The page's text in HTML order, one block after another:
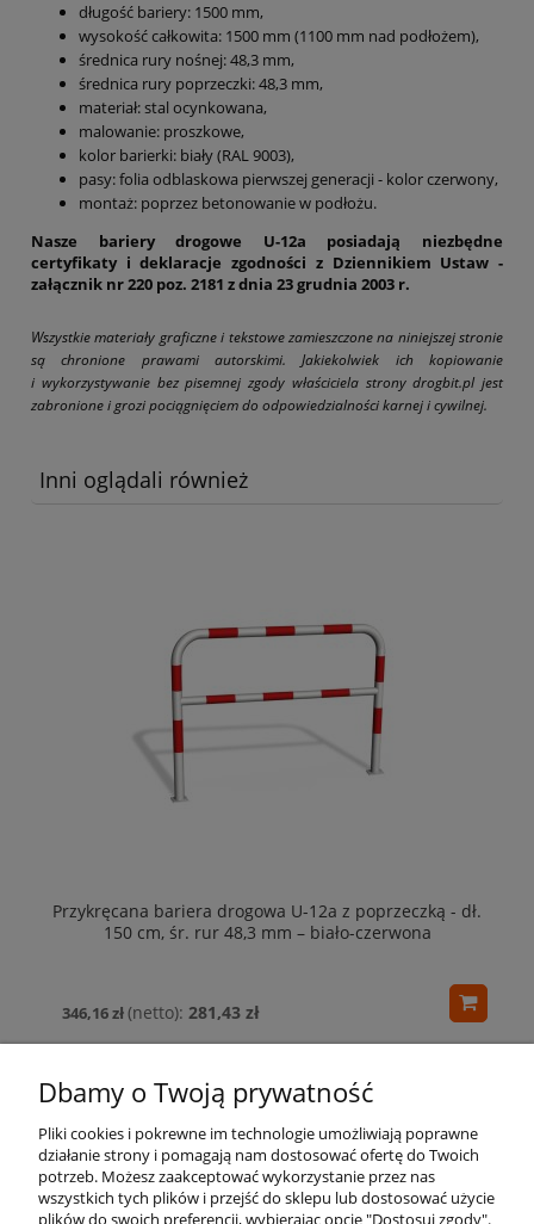
długość bariery: 1500 mm,
wysokość całkowita: 1500 mm (1100 mm nad podłożem),
średnica rury nośnej:48,3 mm,
średnica rury poprzeczki:48,3 mm,
materiał: stal ocynkowana,
malowanie: proszkowe,
kolor barierki: biały (RAL 9003),
pasy: folia odblaskowa pierwszej generacji - kolor czerwony,
montaż: poprzez betonowanie w podłożu.
Nasze bariery drogowe U-12a posiadają niezbędne
certyfikaty i deklaracje zgodności z Dziennikiem Ustaw -
załącznik nr 220 poz. 2181 z dnia 23 grudnia 2003 r.
Wszystkie materiały graficzne i tekstowe zamieszczone na niniejszej stronie
są chronione prawami autorskimi. Jakiekolwiek ich kopiowanie
i wykorzystywanie bez pisemnej zgody właściciela strony drogbit.pl jest
zabronione i grozi pociągnięciem do odpowiedzialności karnej i cywilnej.
Inni oglądali również
Przykręcana bariera drogowa U-12a z poprzeczką - dł.
150 cm, śr. rur 48,3 mm – biało-czerwona
346,16 zł 281,43 zł
Pomoc
Dbamy o Twoją prywatność
Pliki cookies i pokrewne im technologie umożliwiają poprawne
działanie strony i pomagają nam dostosować ofertę do Twoich
potrzeb. Możesz zaakceptować wykorzystanie przez nas
wszystkich tych plików i przejść do sklepu lub dostosować użycie
plików do swoich preferencji, wybierając opcję "Dostosuj zgody".